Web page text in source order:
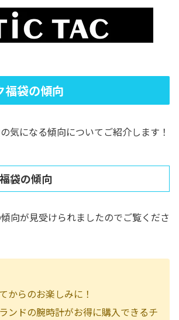
福袋の傾向
気になる傾向についてご紹介します！
袋の傾向
向が見受けられましたのでご覧くださ
からのお楽しみに！
ンドの腕時計がお得に購入できるチ